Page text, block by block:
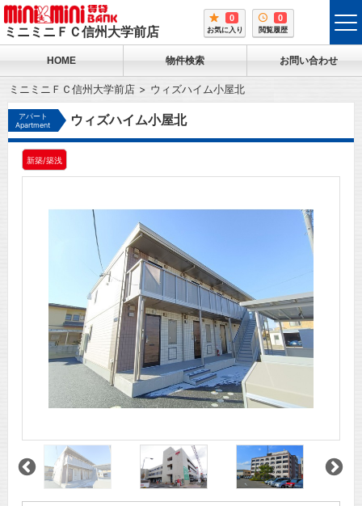
ミニミニＦＣ信州大学前店
0
お気に入り
0
閲覧履歴
HOME 物件検索 お問い合わせ
ミニミニＦＣ信州大学前店 ウィズハイム小屋北
アパート
Apartment
ウィズハイム小屋北
新築/築浅